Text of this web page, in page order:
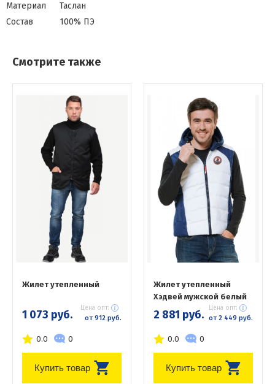
Материал
Таслан
Состав
100% ПЭ
Смотрите также
Жилет утепленный
1 073 руб. Цена опт:
от 912 руб.
0.0 0
Купить товар
Жилет утепленный
Хэдвей мужской белый
2 881 руб. Цена опт:
от 2 449 руб.
0.0 0
Купить товар